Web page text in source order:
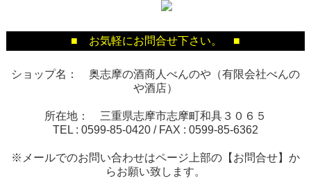
■ お気軽にお問合せ下さい。 ■
ショップ名： 奥志摩の酒商人べんのや（有限会社べんの
や酒店）
所在地： 三重県志摩市志摩町和具３０６５
TEL : 0599-85-0420 / FAX : 0599-85-6362
※メールでのお問い合わせはページ上部の【お問合せ】か
らお願い致します。